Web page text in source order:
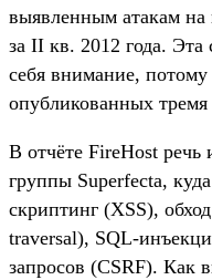
выявленным атакам
за II кв. 2012 года. Эта
себя внимание, потому
опубликованных
В отчёте FireHost речь
группы Superfecta,
скриптинг (XSS),
traversal), SQL-
запросов (CSRF). Как